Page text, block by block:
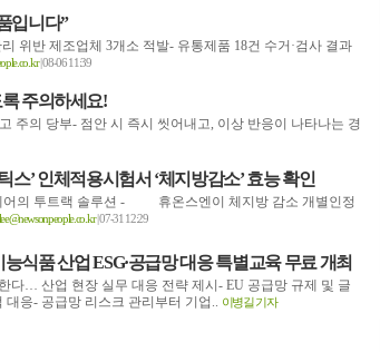
입니다”
위반 제조업체 3개소 적발- 유통제품 18건 수거·검사 결과
| 08-06 11:39
주의하세요!
주의 당부- 점안 시 즉시 씻어내고, 이상 반응이 나타나는 경
스’ 인체적용시험서 ‘체지방감소’ 효능 확인
어의 투트랙 솔루션 - 휴온스엔이 체지방 감소 개별인정
| 07-31 12:29
식품 산업 ESG·공급망 대응 특별교육 무료 개최
다… 산업 현장 실무 대응 전략 제시- EU 공급망 규제 및 글
대응- 공급망 리스크 관리부터 기업.. 이병길 기자